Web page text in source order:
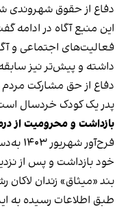
دفاع از حقوق شهروندی
این منبع آگاه در ادامه
فعالیت‌های اجتماعی و
داشته و پیش‌تر نیز
دفاع از حق مشارکت
پدر یک کودک خردسال
بازداشت و محرومیت از
خود بازداشت و پس از
بند «میثاق» زندان
طبق اطلاعات رسیده به